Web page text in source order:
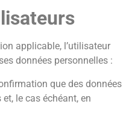
applicable, l’utilisateur
données personnelles :
que des données
le cas échéant, en